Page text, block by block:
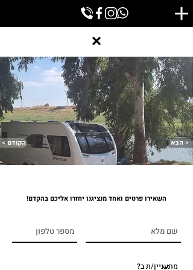
< הקודם הבא >
השאירו פרטים ואחד מנציגנו יחזרו אליכם בהקדם!